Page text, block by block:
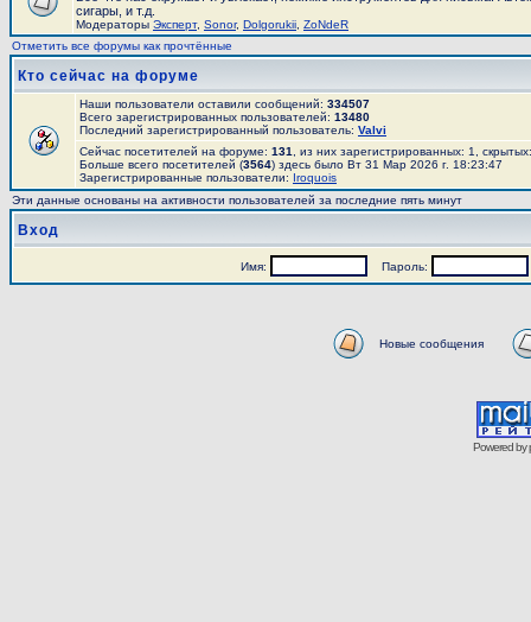
сигары, и т.д.
Модераторы Эксперт, Sonor, Dolgorukii ZoNdeR
Отметить все форумы как прочтённые
Кто сейчас на форуме
Наши пользователи оставили сообщений: 334507
Всего зарегистрированных пользователей: 13480
Последний зарегистрированный пользователь: Valvi
Сейчас посетителей на форуме: 131
, из них зарегистрированных: 1,
Больше всего посетителей (3564) здесь было Вт 31 Мар 2026 г. 18:23:47
Зарегистрированные пользователи: Iroquois
Эти данные основаны на активности пользователей за последние пять минут
Вход
Имя: Пароль:
Новые сообщения
Powered by